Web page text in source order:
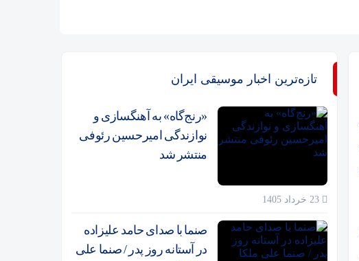
تازه‌ترین اخبار موسیقی ایران
«رنج‌گاه» به آهنگسازی و
نوازندگی امیرحسین رئوفی
منتشر شد
صنما با صدای حامد علیزاده
در آستانه روز پدر / صنما علی